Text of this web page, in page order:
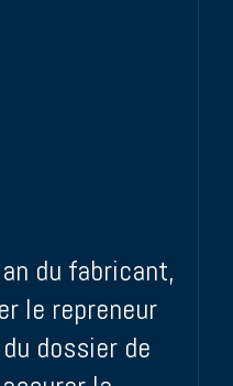
du fabricant,
le repreneur
dossier de